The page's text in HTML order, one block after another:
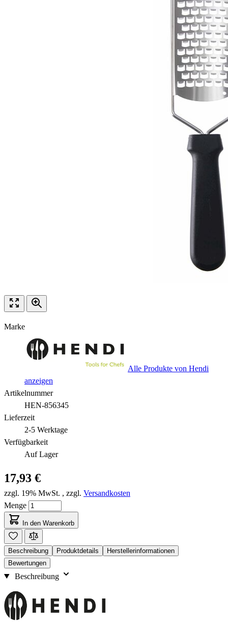
Marke
Alle Produkte von Hendi
anzeigen
Artikelnummer
HEN-856345
Lieferzeit
2-5 Werktage
Verfügbarkeit
Auf Lager
17,93 €
zzgl. 19% MwSt. , zzgl. Versandkosten
Menge
In den Warenkorb
Beschreibung Produktdetails
Herstellerinformationen
Bewertungen
Beschreibung